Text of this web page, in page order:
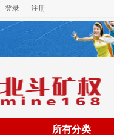
登录 注册
所有分类